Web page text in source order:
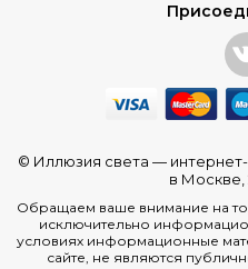
© Иллюзия света —
в Москве
Обращаем ваше внимание на
исключительно
условиях информационные
сайте, не являются